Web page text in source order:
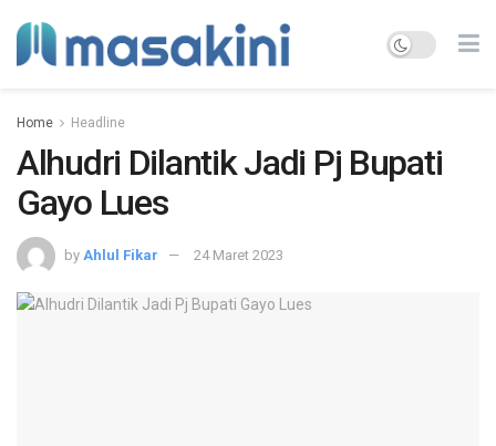
Home Headline
Alhudri Dilantik Jadi Pj Bupati
Gayo Lues
by Ahlul Fikar 24 Maret 2023